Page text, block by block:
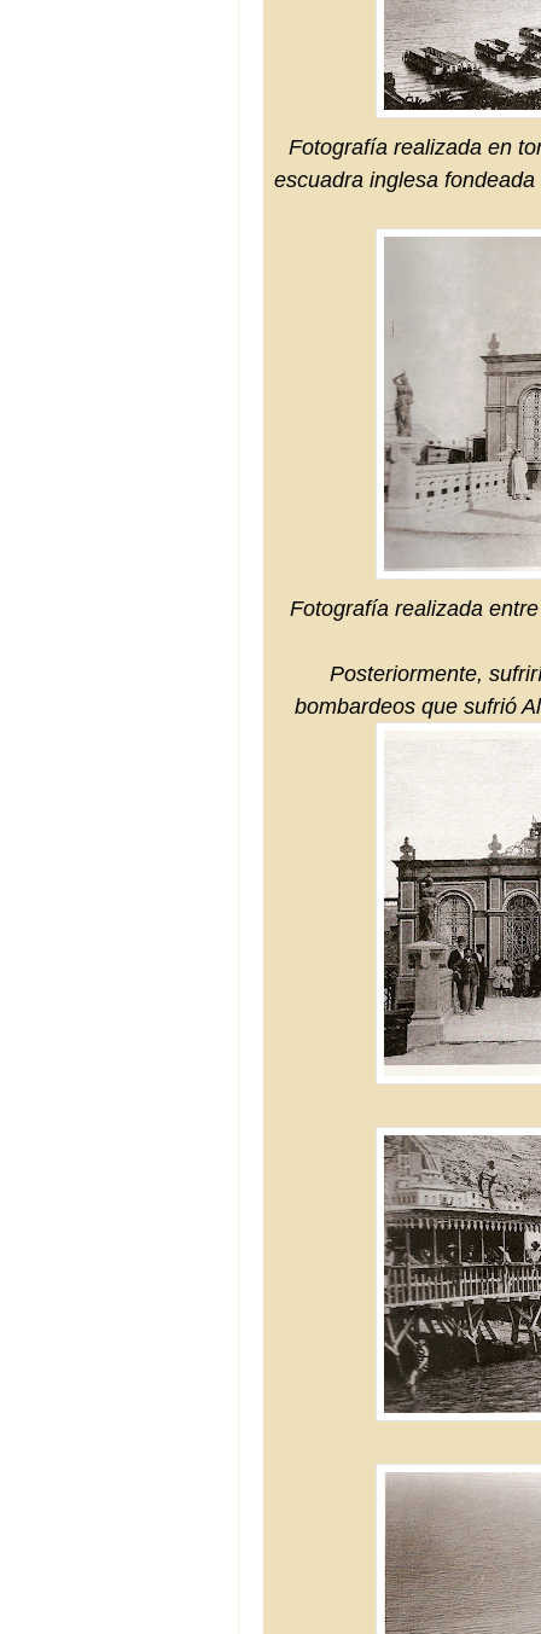
Fotografía realizada en
escuadra inglesa
Fotografía realizada
Posteriormente,
bombardeos que sufrió